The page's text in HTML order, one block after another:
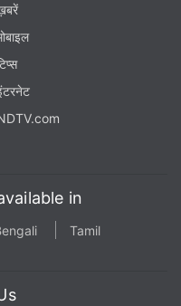
in
Tamil